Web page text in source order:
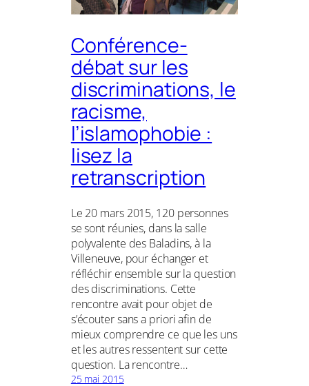
Conférence-
débat sur les
discriminations, le
racisme,
l’islamophobie :
lisez la
retranscription
Le 20 mars 2015, 120 personnes
se sont réunies, dans la salle
polyvalente des Baladins, à la
Villeneuve, pour échanger et
réfléchir ensemble sur la question
des discriminations. Cette
rencontre avait pour objet de
s’écouter sans a priori afin de
mieux comprendre ce que les uns
et les autres ressentent sur cette
question. La rencontre…
25 mai 2015